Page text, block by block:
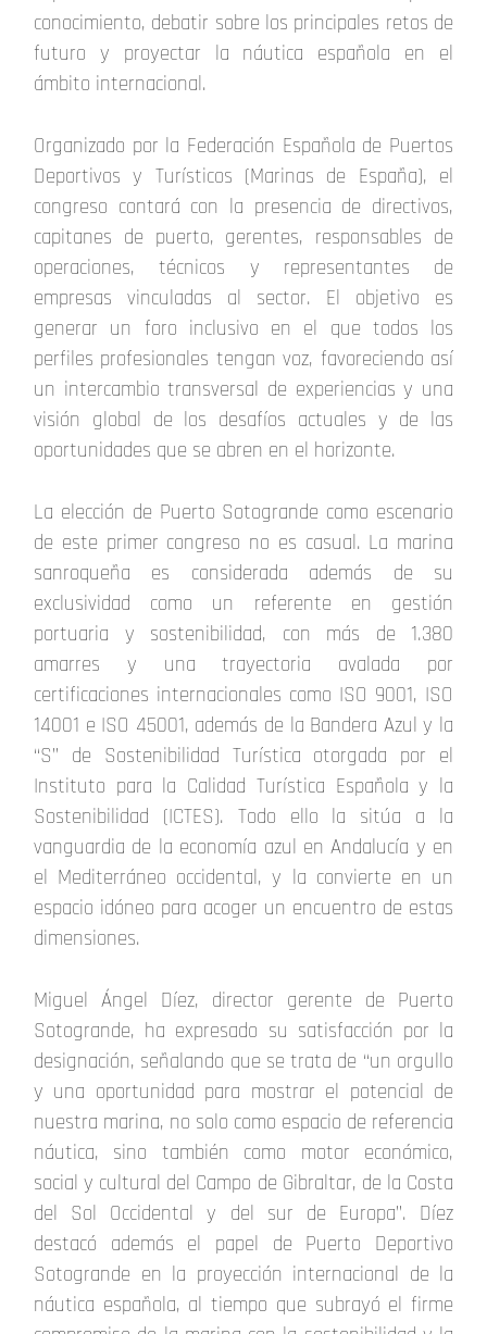
conocimiento, debatir sobre los principales retos de
futuro y proyectar la náutica española en el
ámbito internacional.
Organizado por la Federación Española de Puertos
Deportivos y Turísticos (Marinas de España), el
congreso contará con la presencia de directivos,
capitanes de puerto, gerentes, responsables de
operaciones, técnicos y representantes de
empresas vinculadas al sector. El objetivo es
generar un foro inclusivo en el que todos los
perfiles profesionales tengan voz, favoreciendo así
un intercambio transversal de experiencias y una
visión global de los desafíos actuales y de las
oportunidades que se abren en el horizonte.
La elección de Puerto Sotogrande como escenario
de este primer congreso no es casual. La marina
sanroqueña es considerada además de su
exclusividad como un referente en gestión
portuaria y sostenibilidad, con más de 1.380
amarres y una trayectoria avalada por
certificaciones internacionales como ISO 9001, ISO
14001 e ISO 45001, además de la Bandera Azul y la
“S” de Sostenibilidad Turística otorgada por el
Instituto para la Calidad Turística Española y la
Sostenibilidad (ICTES). Todo ello la sitúa a la
vanguardia de la economía azul en Andalucía y en
el Mediterráneo occidental, y la convierte en un
espacio idóneo para acoger un encuentro de estas
dimensiones.
Miguel Ángel Díez, director gerente de Puerto
Sotogrande, ha expresado su satisfacción por la
designación, señalando que se trata de “un orgullo
y una oportunidad para mostrar el potencial de
nuestra marina, no solo como espacio de referencia
náutica, sino también como motor económico,
social y cultural del Campo de Gibraltar, de la Costa
del Sol Occidental y del sur de Europa”. Díez
destacó además el papel de Puerto Deportivo
Sotogrande en la proyección internacional de la
náutica española, al tiempo que subrayó el firme